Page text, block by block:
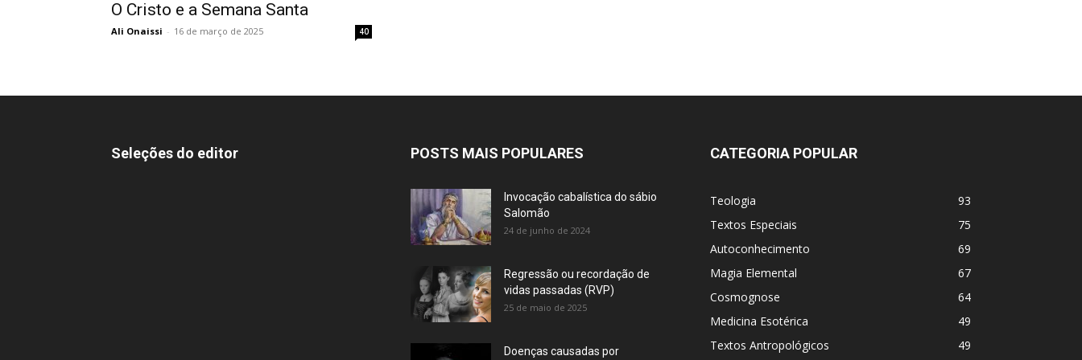
O Cristo e a Semana Santa
Ali Onaissi - 16 de março de 2025 40
Seleções do editor POSTS MAIS POPULARES
Invocação cabalística do sábio
Salomão
24 de junho de 2024
Regressão ou recordação de
vidas passadas (RVP)
25 de maio de 2025
Doenças causadas por
CATEGORIA POPULAR
Teologia
93
Textos Especiais
75
Autoconhecimento
69
Magia Elemental
67
Cosmognose
64
Medicina Esotérica
49
Textos Antropológicos
49